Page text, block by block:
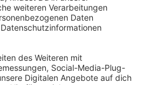
etwas sagen?